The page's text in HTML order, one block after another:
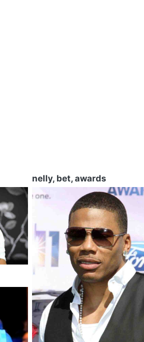
nelly, bet, awards